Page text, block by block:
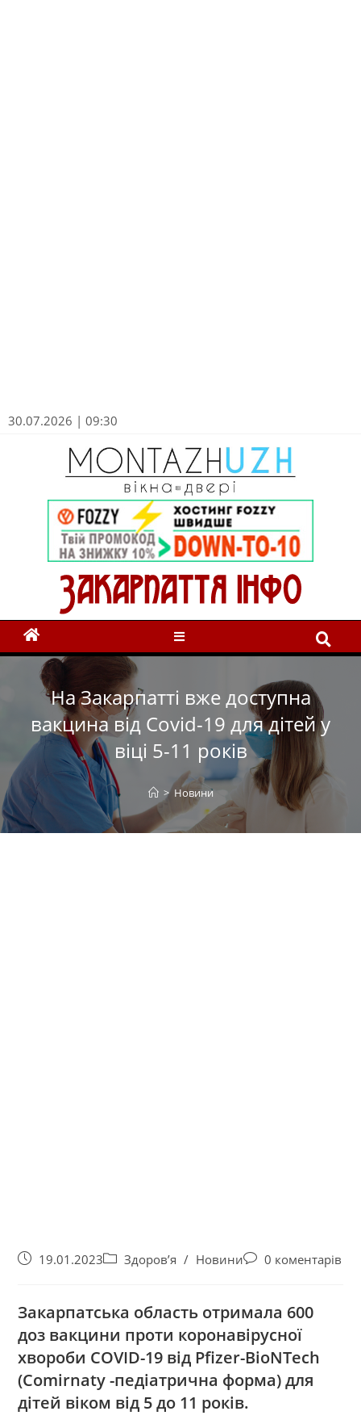
30.07.2026 | 09:30
На Закарпатті вже доступна
вакцина від Covid-19 для дітей у
віці 5-11 років
> Новини
19.01.2023 Здоров’я / Новини 0 коментарів
Закарпатська область отримала 600
доз вакцини проти коронавірусної
хвороби COVID-19 від Pfizer-BioNTech
(Comirnaty -педіатрична форма) для
дітей віком від 5 до 11 років.